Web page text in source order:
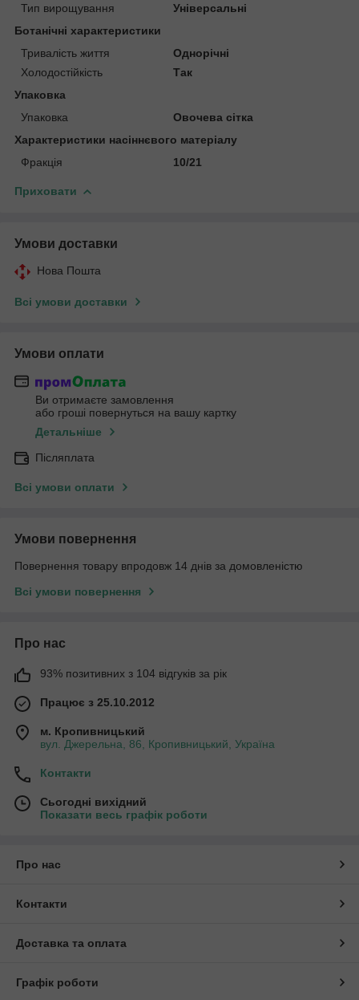
Тип вирощування
Універсальні
Ботанічні характеристики
Тривалість життя
Однорічні
Холодостійкість
Так
Упаковка
Упаковка
Овочева сітка
Характеристики насіннєвого матеріалу
Фракція
10/21
Приховати
Умови доставки
Нова Пошта
Всі умови доставки
Умови оплати
Ви отримаєте замовлення
або гроші повернуться на вашу картку
Детальніше
Післяплата
Всі умови оплати
Умови повернення
Повернення товару впродовж 14 днів за домовленістю
Всі умови повернення
Про нас
93% позитивних з 104 відгуків за рік
Працює з 25.10.2012
м. Кропивницький
вул. Джерельна, 86, Кропивницький, Україна
Контакти
Сьогодні вихідний
Показати весь графік роботи
Про нас
Контакти
Доставка та оплата
Графік роботи